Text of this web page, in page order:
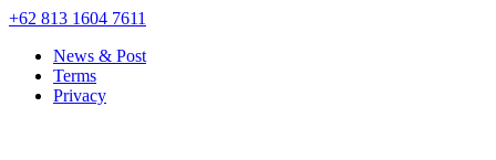
+62 813 1604 7611
News & Post
Terms
Privacy